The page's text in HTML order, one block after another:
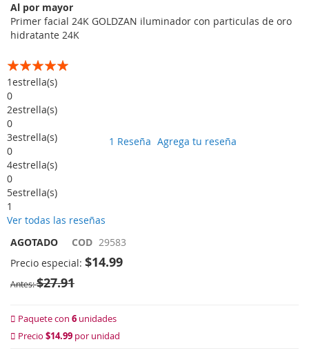
imágenes
Al por mayor
Primer facial 24K GOLDZAN iluminador con particulas de oro
hidratante 24K
Calificación:
100
% of100
1estrella(s)
0
2estrella(s)
0
3estrella(s)
0
4estrella(s)
0
5estrella(s)
1
Ver todas las reseñas
1 Reseña Agrega tu reseña
AGOTADO COD 29583
Precio especial $14.99
Antes $27.91
Paquete con 6 unidades
Precio $14.99 por unidad